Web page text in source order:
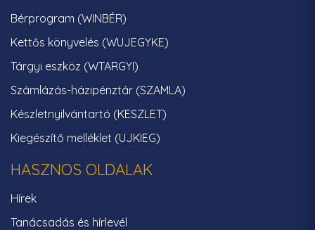
Bérprogram (WINBÉR)
Kettős könyvelés (WUJEGYKE)
Tárgyi eszköz (WTARGYI)
Számlázás-házipénztár (SZAMLA)
Készletnyilvántartó (KESZLET)
Kiegészítő melléklet (UJKIEG)
HASZNOS OLDALAK
Hírek
Tanácsadás és hírlevél